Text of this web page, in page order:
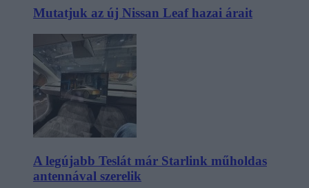
Mutatjuk az új Nissan Leaf hazai árait
A legújabb Teslát már Starlink műholdas
antennával szerelik